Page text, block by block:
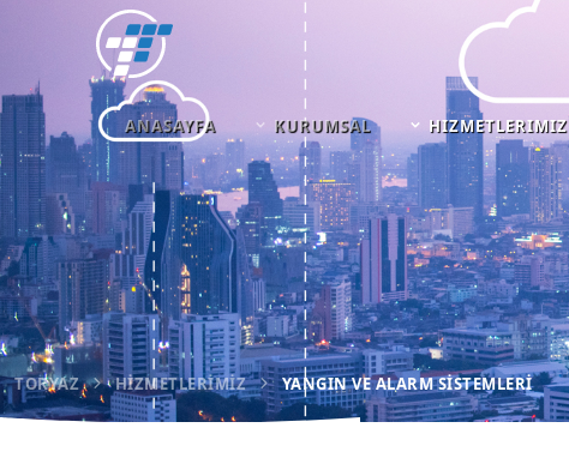
ANASAYFA KURUMSAL HIZMETLERIMIZ
TORYAZ HIZMETLERIMIZ YANGIN VE ALARM SISTEMLERI